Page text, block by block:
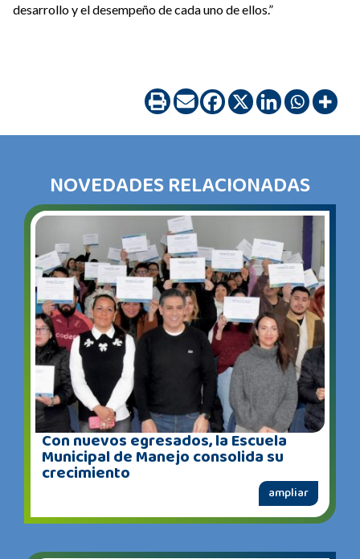
desarrollo y el desempeño de cada uno de ellos.”
NOVEDADES RELACIONADAS
Con nuevos egresados, la Escuela
Municipal de Manejo consolida su
crecimiento
ampliar